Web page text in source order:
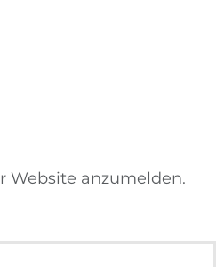
Website anzumelden.